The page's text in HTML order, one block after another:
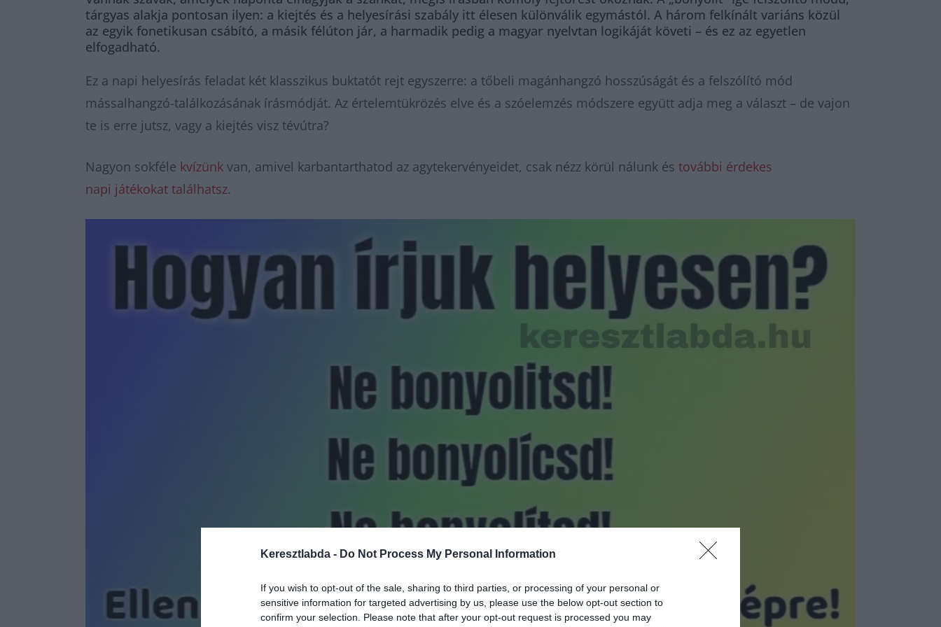
Keresztlabda - Do Not Process My Personal Information
If you wish to opt-out of the sale, sharing to third parties, or processing of your personal or
sensitive information for targeted advertising by us, please use the below opt-out section to
confirm your selection. Please note that after your opt-out request is processed you may
tárgyas alakja pontosan ilyen: a kiejtés és a helyesírási szabály itt élesen különválik egymástól. A három felkínált variáns közül
az egyik fonetikusan csábító, a másik félúton jár, a harmadik pedig a magyar nyelvtan logikáját követi – és ez az egyetlen
elfogadható.
Ez a napi helyesírás feladat két klasszikus buktatót rejt egyszerre: a tőbeli magánhangzó hosszúságát és a felszólító mód
mássalhangzó-találkozásának írásmódját. Az értelemtükrözés elve és a szóelemzés módszere együtt adja meg a választ – de vajon
te is erre jutsz, vagy a kiejtés visz tévútra?
Nagyon sokféle kvízünk van, amivel karbantarthatod az agytekervényeidet, csak nézz körül nálunk és további érdekes
napi játékokat találhatsz.